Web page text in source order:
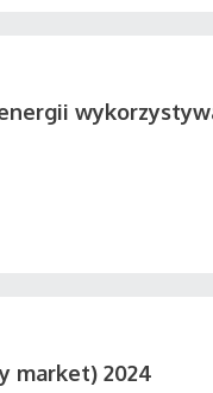
market) 2024